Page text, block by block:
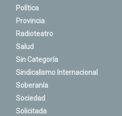
Política
Provincia
Radioteatro
Salud
Sin Categoría
Sindicalismo Internacional
Soberanía
Sociedad
Solicitada